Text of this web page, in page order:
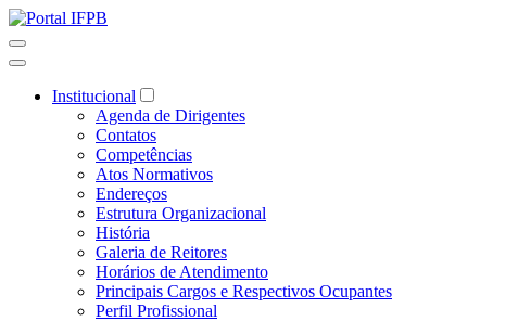
Institucional
Agenda de Dirigentes
Contatos
Competências
Atos Normativos
Endereços
Estrutura Organizacional
História
Galeria de Reitores
Horários de Atendimento
Principais Cargos e Respectivos Ocupantes
Perfil Profissional